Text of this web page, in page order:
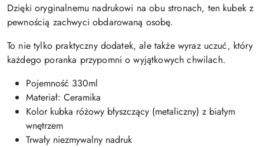
Dzięki oryginalnemu nadrukowi na obu stronach, ten kubek z
pewnością zachwyci obdarowaną osobę.
To nie tylko praktyczny dodatek, ale także wyraz uczuć, który
każdego poranka przypomni o wyjątkowych chwilach.
Pojemność 330ml
Materiał: Ceramika
Kolor kubka różowy błyszczący (metaliczny) z białym
wnętrzem
Trwały niezmywalny nadruk